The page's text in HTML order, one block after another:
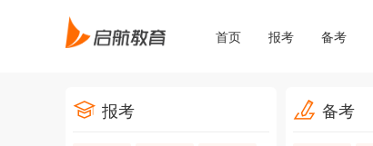
首页 报考 备考
报考 备考